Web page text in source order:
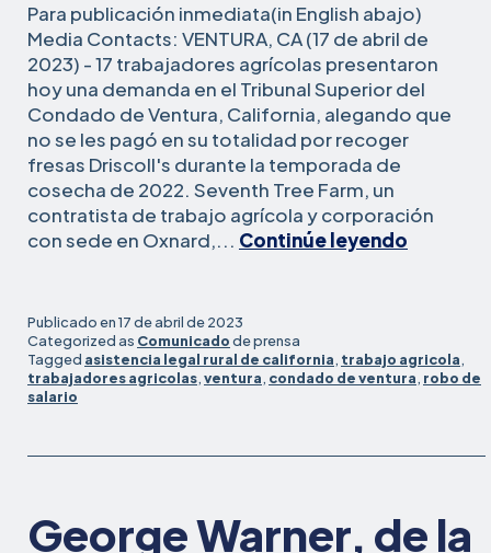
Para publicación inmediata(in English abajo)
Media Contacts: VENTURA, CA (17 de abril de
2023) - 17 trabajadores agrícolas presentaron
hoy una demanda en el Tribunal Superior del
Condado de Ventura, California, alegando que
no se les pagó en su totalidad por recoger
fresas Driscoll's durante la temporada de
cosecha de 2022. Seventh Tree Farm, un
contratista de trabajo agrícola y corporación
con sede en Oxnard,... Continúe leyendo
de
Driscoll
salarios
Publicado en17 de abril de 2023
Categorized as Comunicadode prensa
Tagged asistencia legal rural de california, trabajo agricola,
trabajadores agricolas,ventura, condado de ventura, robo de
salario
George Warner, de la